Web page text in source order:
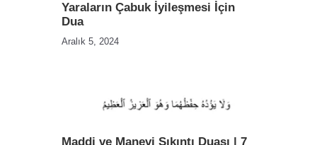
Yaraların Çabuk İyileşmesi İçin
Dua
Aralık 5, 2024
Maddi ve Manevi Sıkıntı Duası | 7